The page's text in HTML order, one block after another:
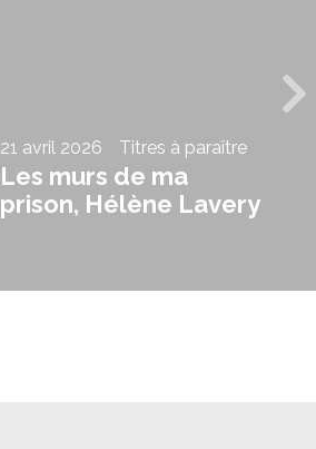
21 avril 2026 Titres à paraître
Les murs de ma
prison, Hélène Lavery